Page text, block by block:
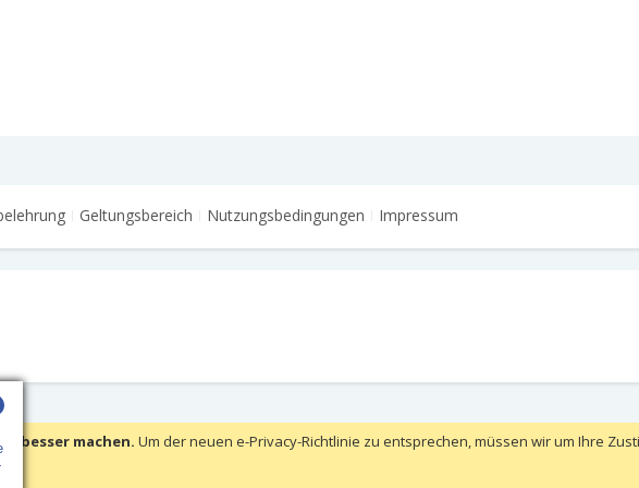
besser machen. Um der neuen e-Privacy-Richtlinie zu entsprechen, müssen wir um Ihre
Geltungsbereich Nutzungsbedingungen Impressum
Rechte vorbehalten